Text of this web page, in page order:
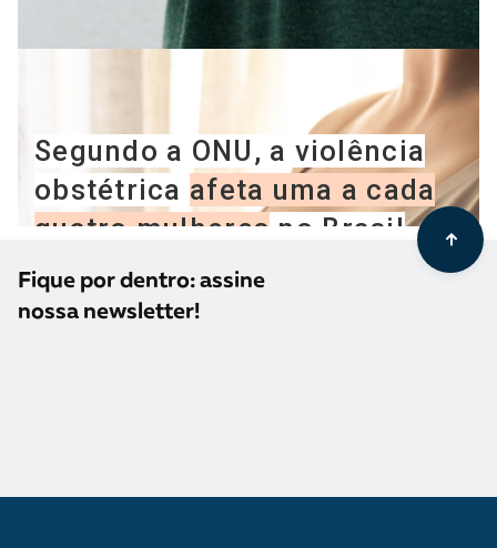
Fique por dentro: assine
nossa newsletter!